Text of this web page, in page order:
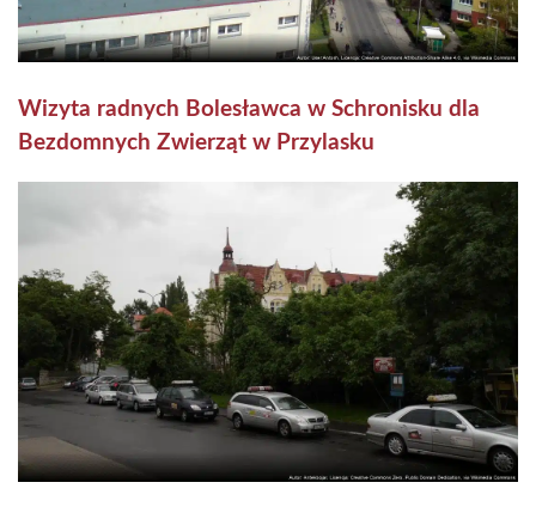
Wizyta radnych Bolesławca w Schronisku dla
Bezdomnych Zwierząt w Przylasku